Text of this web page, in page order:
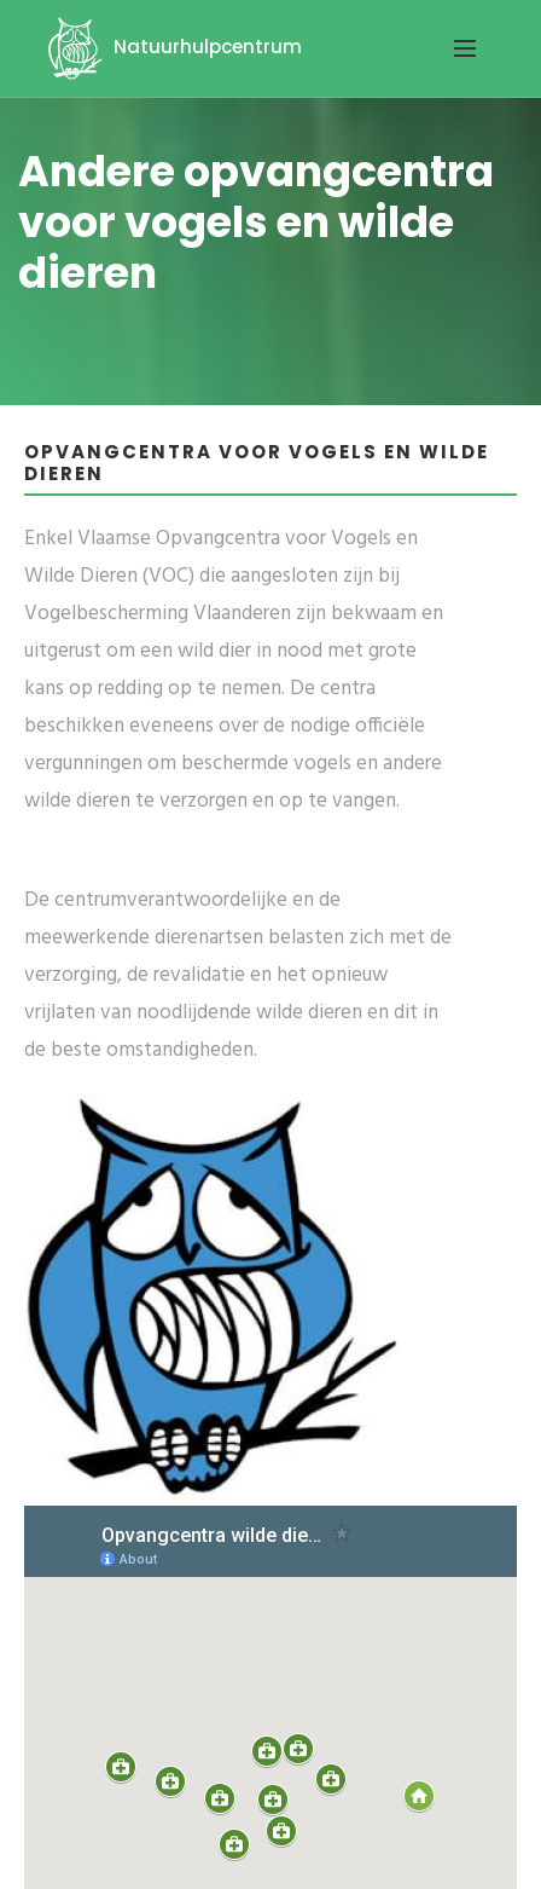
Natuurhulpcentrum
Andere opvangcentra
voor vogels en wilde
dieren
OPVANGCENTRA VOOR VOGELS EN WILDE
DIEREN
Enkel Vlaamse Opvangcentra voor Vogels en
Wilde Dieren (VOC) die aangesloten zijn bij
Vogelbescherming Vlaanderen zijn bekwaam en
uitgerust om een wild dier in nood met grote
kans op redding op te nemen. De centra
beschikken eveneens over de nodige officiële
vergunningen om beschermde vogels en andere
wilde dieren te verzorgen en op te vangen.
De centrumverantwoordelijke en de
meewerkende dierenartsen belasten zich met de
verzorging, de revalidatie en het opnieuw
vrijlaten van noodlijdende wilde dieren en dit in
de beste omstandigheden.